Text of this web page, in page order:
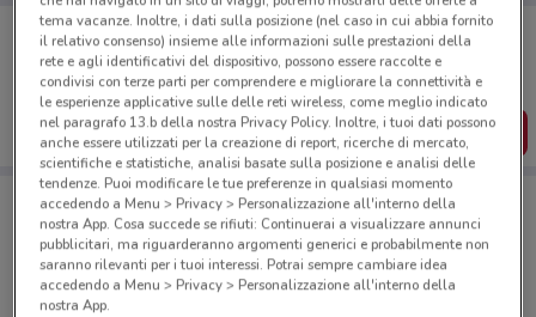
Porta DoveConviene sempre con te!
Puoi trovare le migliori offerte dei negozi vicino a te,
salvarle e creare la tua lista del risparmio, comodamente
dal tuo cellulare.
SCARICA L’APP
Negozi Leroy Merlin a Pantigliate
tema vacanze. Inoltre, i dati sulla posizione (nel caso in cui abbia fornito
il relativo consenso) insieme alle informazioni sulle prestazioni della
rete e agli identificativi del dispositivo, possono essere raccolte e
condivisi con terze parti per comprendere e migliorare la connettività e
le esperienze applicative sulle delle reti wireless, come meglio indicato
nel paragrafo 13.b della nostra Privacy Policy. Inoltre, i tuoi dati possono
anche essere utilizzati per la creazione di report, ricerche di mercato,
scientifiche e statistiche, analisi basate sulla posizione e analisi delle
tendenze. Puoi modificare le tue preferenze in qualsiasi momento
accedendo a Menu > Privacy > Personalizzazione all'interno della
nostra App. Cosa succede se rifiuti: Continuerai a visualizzare annunci
pubblicitari, ma riguarderanno argomenti generici e probabilmente non
saranno rilevanti per i tuoi interessi. Potrai sempre cambiare idea
accedendo a Menu > Privacy > Personalizzazione all'interno della
nostra App.